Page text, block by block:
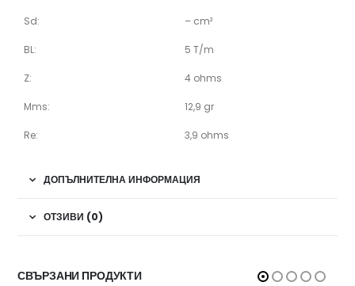
Sd: – cm²
BL: 5 T/m
Z: 4 ohms
Mms: 12,9 gr
Re: 3,9 ohms
ДОПЪЛНИТЕЛНА ИНФОРМАЦИЯ
ОТЗИВИ (0)
СВЪРЗАНИ ПРОДУКТИ